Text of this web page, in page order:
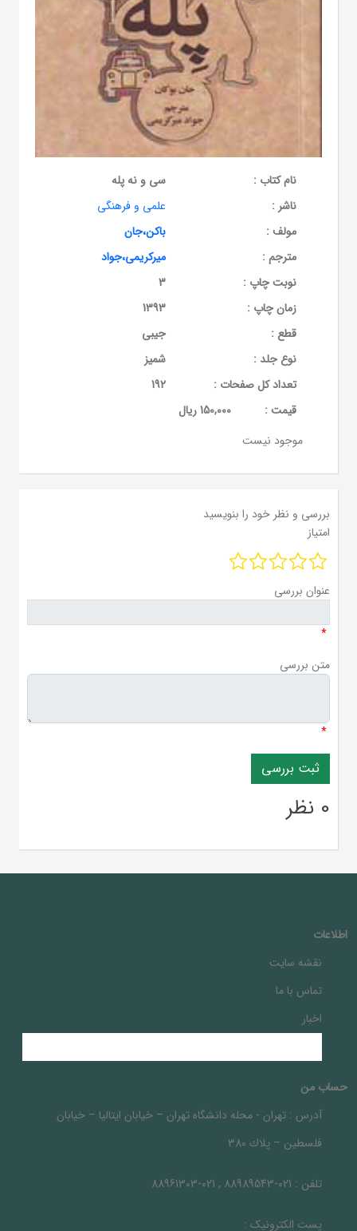
نام کتاب :
سی و نه پله
ناشر :
علمی و فرهنگی
مولف :
باکن،جان
مترجم :
میرکریمی،جواد
نوبت چاپ :
3
زمان چاپ :
1393
قطع :
جیبی
نوع جلد :
شمیز
تعداد کل صفحات :
192
قيمت :
150,000 ریال
موجود نیست
بررسی و نظر خود را بنویسید
امتیاز
عنوان بررسی
*
متن بررسی
*
0 نظر
اطلاعات
نقشه سایت
تماس با ما
اخبار
حساب من
آدرس : تهران - محله دانشگاه تهران – خيابان ايتاليا – خيابان
فلسطين – پلاك 380
تلفن : 021-88989543 , 021-88961303
پست الکترونیک :